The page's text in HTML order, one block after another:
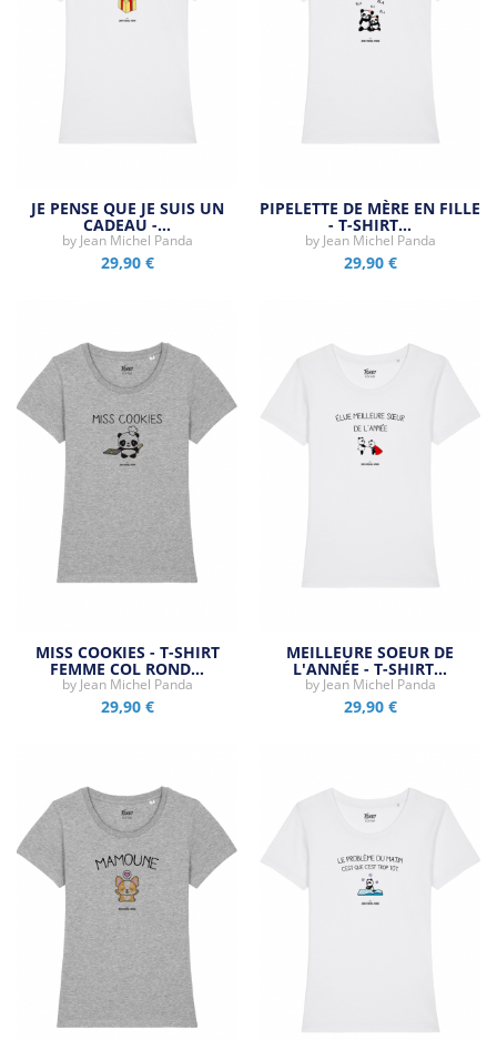
JE PENSE QUE JE SUIS UN
CADEAU -…
by Jean Michel Panda
29,90 €
PIPELETTE DE MÈRE EN FILLE
- T-SHIRT…
by Jean Michel Panda
29,90 €
MISS COOKIES - T-SHIRT
FEMME COL ROND…
by Jean Michel Panda
29,90 €
MEILLEURE SOEUR DE
L'ANNÉE - T-SHIRT…
by Jean Michel Panda
29,90 €